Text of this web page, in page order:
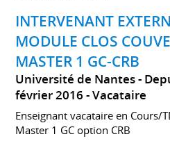
INTERVENANT
MODULE CLOS
MASTER 1 GC-CRB
Université de Nantes
février 2016 Vacataire
Enseignant vacataire en Cours/
Master 1 GC option CRB